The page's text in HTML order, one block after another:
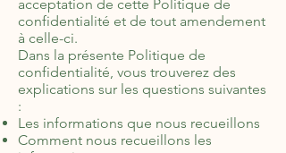
acceptation de cette Politique de
confidentialité et de tout amendement
à celle-ci.
Dans la présente Politique de
confidentialité, vous trouverez des
explications sur les questions suivantes
:
Les informations que nous recueillons
Comment nous recueillons les